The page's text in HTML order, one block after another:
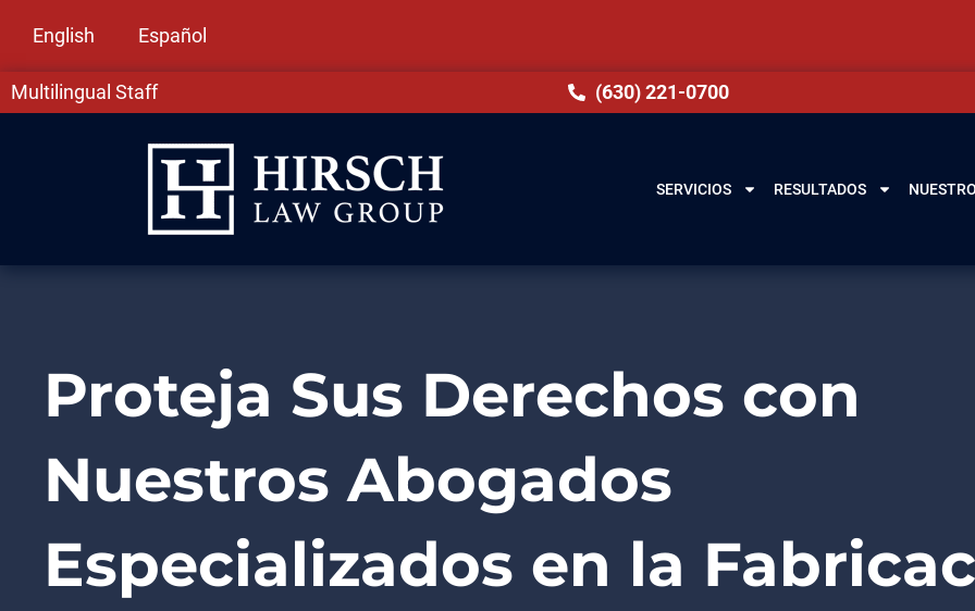
English Español
Multilingual Staff (630) 221-0700
SERVICIOS RESULTADOS
Proteja Sus Derechos con
Nuestros Abogados
Especializados en la